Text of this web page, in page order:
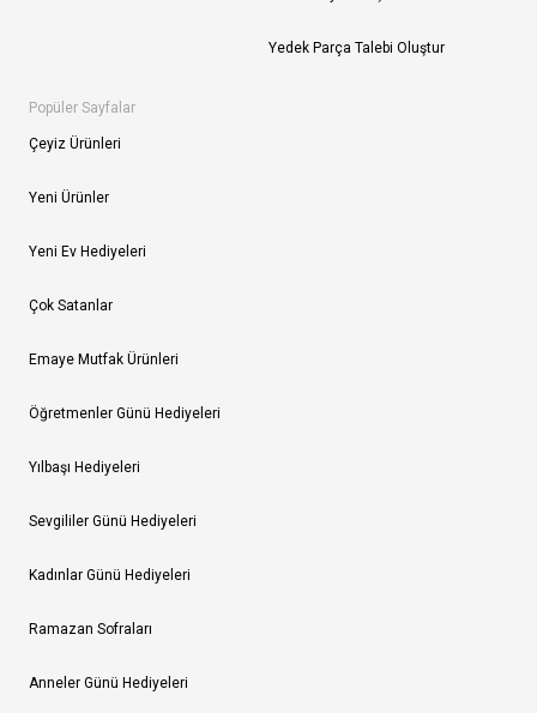
Yedek Parça Talebi Oluştur
Popüler Sayfalar
Çeyiz Ürünleri
Yeni Ürünler
Yeni Ev Hediyeleri
Çok Satanlar
Emaye Mutfak Ürünleri
Öğretmenler Günü Hediyeleri
Yılbaşı Hediyeleri
Sevgililer Günü Hediyeleri
Kadınlar Günü Hediyeleri
Ramazan Sofraları
Anneler Günü Hediyeleri